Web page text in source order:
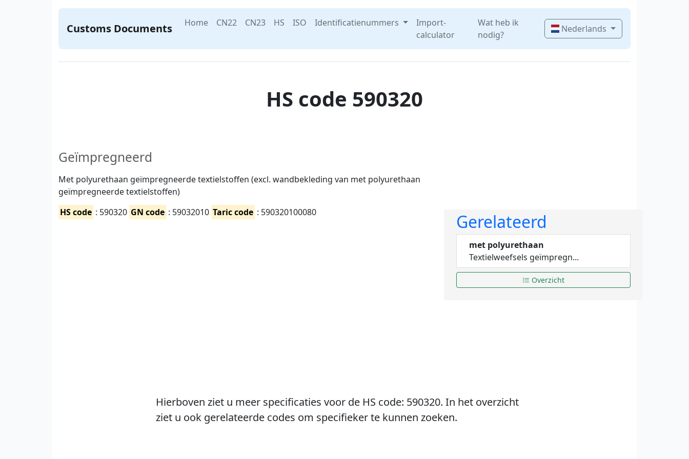
Customs Documents Home CN22 CN23 HS ISO Identificatienummers
Import-
calculator
Wat heb ik
nodig?
Nederlands
HS code 590320
Geïmpregneerd
Met polyurethaan geïmpregneerde textielstoffen (excl. wandbekleding van met polyurethaan
geïmpregneerde textielstoffen)
HS code : 590320 GN code : 59032010 Taric code : 590320100080 Gerelateerd
met polyurethaan
Textielweefsels geïmpregn...
Overzicht
Hierboven ziet u meer specificaties voor de HS code: 590320. In het overzicht
ziet u ook gerelateerde codes om specifieker te kunnen zoeken.